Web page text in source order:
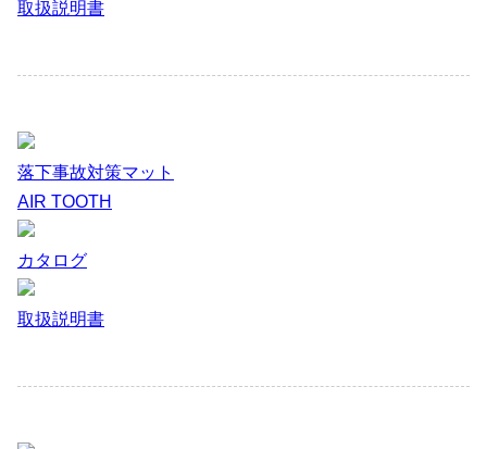
取扱説明書
落下事故対策マット
AIR TOOTH
カタログ
取扱説明書